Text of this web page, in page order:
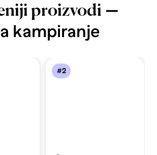
proizvodi —
kampiranje
#2